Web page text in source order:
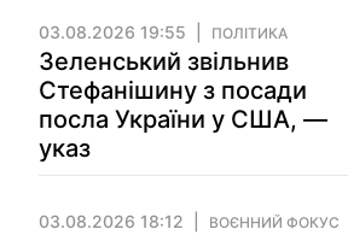
03.08.2026 19:55 ПОЛІТИКА
Зеленський звільнив
Стефанішину з посади
посла України у США, —
указ
03.08.2026 18:12 ВОЄННИЙ ФОКУС